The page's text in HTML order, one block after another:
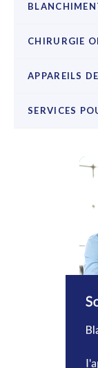
CHIRURGIE
APPAREILS
SERVICES